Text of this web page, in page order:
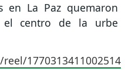
en La Paz quemaron
centro de la urbe
1770313411002514